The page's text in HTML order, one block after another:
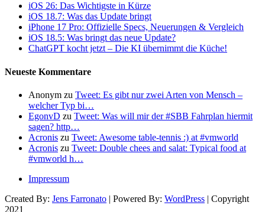
iOS 26: Das Wichtigste in Kürze
iOS 18.7: Was das Update bringt
iPhone 17 Pro: Offizielle Specs, Neuerungen & Vergleich
iOS 18.5: Was bringt das neue Update?
ChatGPT kocht jetzt – Die KI übernimmt die Küche!
Neueste Kommentare
Anonym zu Tweet: Es gibt nur zwei Arten von Mensch –
welcher Typ bi…
EgonvD zu Tweet: Was will mir der #SBB Fahrplan hiermit
sagen? http…
Acronis zu Tweet: Awesome table-tennis :) at #vmworld
Acronis zu Tweet: Double chees and salat: Typical food at
#vmworld h…
Impressum
Created By: Jens Farronato | Powered By: WordPress | Copyright
2021